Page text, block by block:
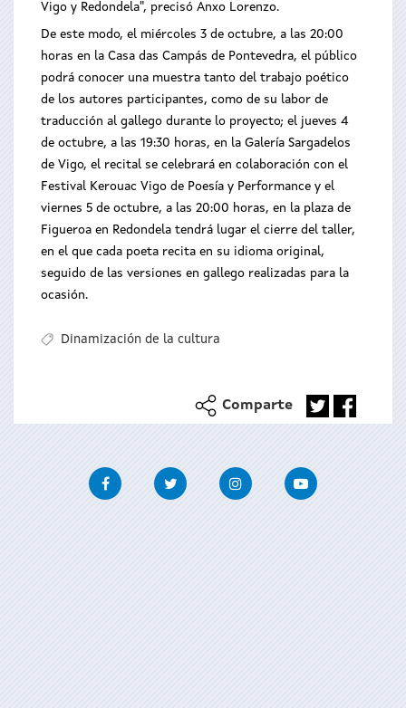
Vigo y Redondela", precisó Anxo Lorenzo.
De este modo, el miércoles 3 de octubre, a las 20:00
horas en la Casa das Campás de Pontevedra, el público
podrá conocer una muestra tanto del trabajo poético
de los autores participantes, como de su labor de
traducción al gallego durante lo proyecto; el jueves 4
de octubre, a las 19:30 horas, en la Galería Sargadelos
de Vigo, el recital se celebrará en colaboración con el
Festival Kerouac Vigo de Poesía y Performance y el
viernes 5 de octubre, a las 20:00 horas, en la plaza de
Figueroa en Redondela tendrá lugar el cierre del taller,
en el que cada poeta recita en su idioma original,
seguido de las versiones en gallego realizadas para la
ocasión.
Dinamización de la cultura
Comparte
FacebookTwitter InstagramYoutube